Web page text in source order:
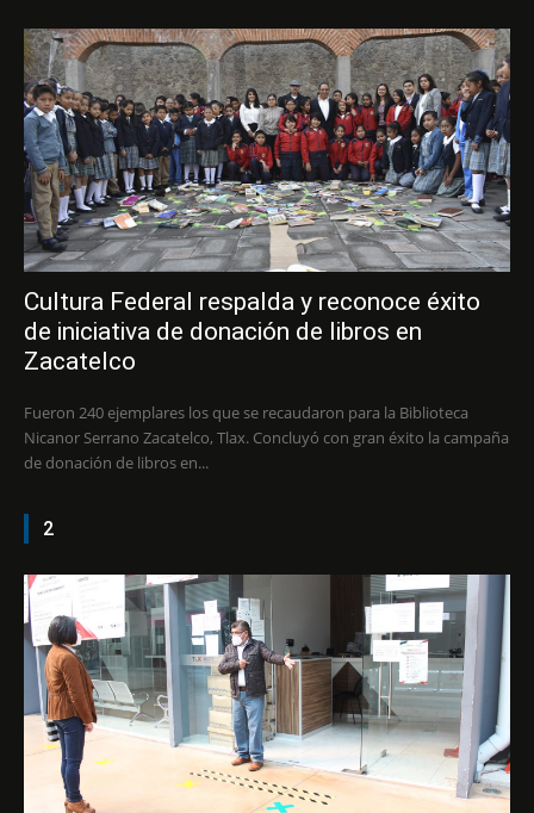
Cultura Federal respalda y reconoce éxito
de iniciativa de donación de libros en
Zacatelco
Fueron 240 ejemplares los que se recaudaron para la Biblioteca
Nicanor Serrano Zacatelco, Tlax. Concluyó con gran éxito la campaña
de donación de libros en...
2